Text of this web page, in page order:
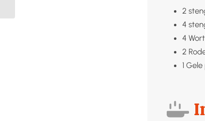
2
4
4
2
1 Gele